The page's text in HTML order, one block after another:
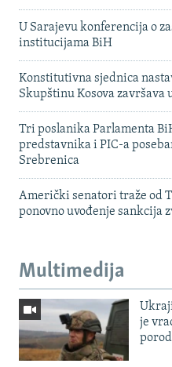
U Sarajevu konferencija o
institucijama BiH
Konstitutivna sjednica
Skupštinu Kosova završava
Tri poslanika Parlamenta
predstavnika i PIC-a
Srebrenica
Američki senatori traže od
ponovno uvođenje sankcija
Multimedija
je